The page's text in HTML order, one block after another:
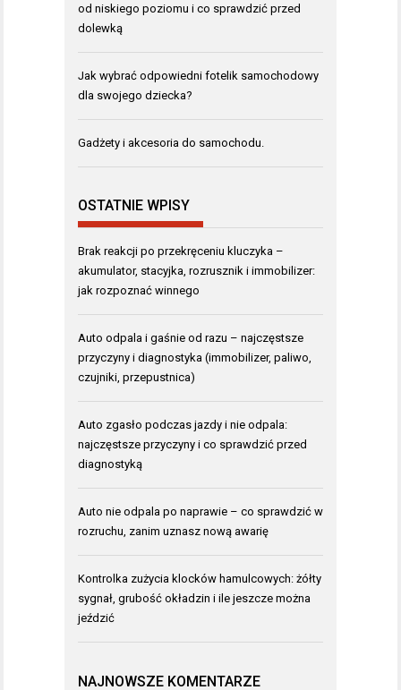
od niskiego poziomu i co sprawdzić przed
dolewką
Jak wybrać odpowiedni fotelik samochodowy
dla swojego dziecka?
Gadżety i akcesoria do samochodu.
OSTATNIE WPISY
Brak reakcji po przekręceniu kluczyka –
akumulator, stacyjka, rozrusznik i immobilizer:
jak rozpoznać winnego
Auto odpala i gaśnie od razu – najczęstsze
przyczyny i diagnostyka (immobilizer, paliwo,
czujniki, przepustnica)
Auto zgasło podczas jazdy i nie odpala:
najczęstsze przyczyny i co sprawdzić przed
diagnostyką
Auto nie odpala po naprawie – co sprawdzić w
rozruchu, zanim uznasz nową awarię
Kontrolka zużycia klocków hamulcowych: żółty
sygnał, grubość okładzin i ile jeszcze można
jeździć
NAJNOWSZE KOMENTARZE